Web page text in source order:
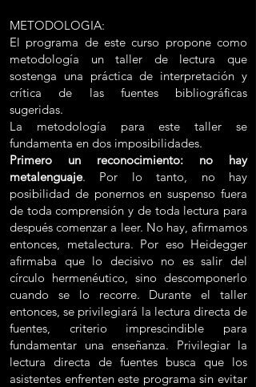
METODOLOGIA:
El programa de este curso propone como
metodología un taller de lectura que
sostenga una práctica de interpretación y
crítica de las fuentes bibliográficas
sugeridas.
La metodología para este taller se
fundamenta en dos imposibilidades.
Primero un reconocimiento: no hay
metalenguaje. Por lo tanto, no hay
posibilidad de ponernos en suspenso fuera
de toda comprensión y de toda lectura para
después comenzar a leer. No hay, afirmamos
entonces, metalectura. Por eso Heidegger
afirmaba que lo decisivo no es salir del
círculo hermenéutico, sino descomponerlo
cuando se lo recorre. Durante el taller
entonces, se privilegiará la lectura directa de
fuentes, criterio imprescindible para
fundamentar una enseñanza. Privilegiar la
lectura directa de fuentes busca que los
asistentes enfrenten este programa sin evitar